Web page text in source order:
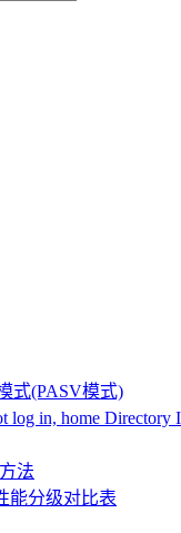
式(PASV模式)
log in, home Directory
法
能分级对比表